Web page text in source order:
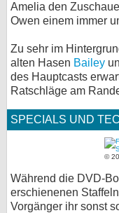
Amelia den
Owen einem immer
Zu sehr im
alten Hasen Bailey
des Hauptcasts
Ratschläge am
SPECIALS UND
©
Während die DVD-
erschienenen
Vorgänger ihr sonst